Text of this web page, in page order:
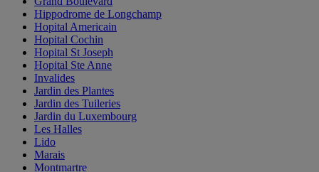
Hippodrome de Longchamp
Hopital Americain
Hopital Cochin
Hopital St Joseph
Hopital Ste Anne
Invalides
Jardin des Plantes
Jardin des Tuileries
Jardin du Luxembourg
Les Halles
Lido
Marais
Montmartre